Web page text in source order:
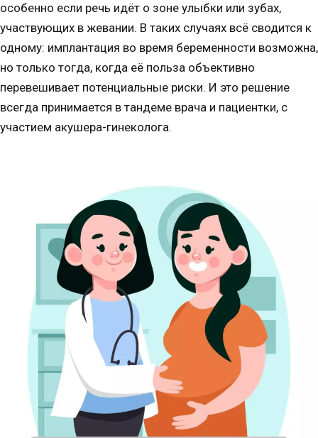
особенно если речь идёт о зоне улыбки или зубах,
участвующих в жевании. В таких случаях всё сводится к
одному: имплантация во время беременности возможна,
но только тогда, когда её польза объективно
перевешивает потенциальные риски. И это решение
всегда принимается в тандеме врача и пациентки, с
участием акушера-гинеколога.